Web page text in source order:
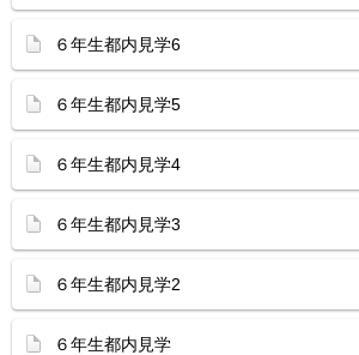
６年生都内見学6
６年生都内見学5
６年生都内見学4
６年生都内見学3
６年生都内見学2
６年生都内見学